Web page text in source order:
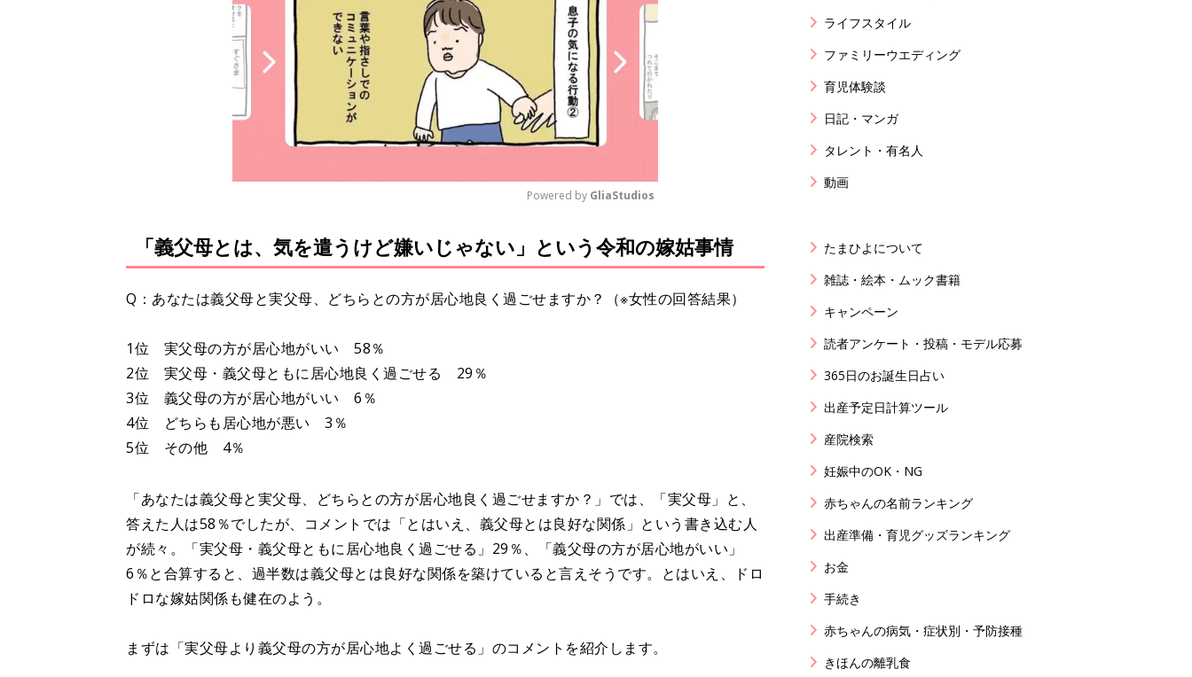
M
u
t
Powered by GliaStudios
「義父母とは、気を遣うけど嫌いじゃない」という令和の嫁姑事情
Q：あなたは義父母と実父母、どちらとの方が居心地良く過ごせますか？（※女性の回答結果）
1位 実父母の方が居心地がいい 58％
2位 実父母・義父母ともに居心地良く過ごせる 29％
3位 義父母の方が居心地がいい 6％
4位 どちらも居心地が悪い 3％
5位 その他 4％
「あなたは義父母と実父母、どちらとの方が居心地良く過ごせますか？」では、「実父母」と、
答えた人は58％でしたが、コメントでは「とはいえ、義父母とは良好な関係」という書き込む人
が続々。「実父母・義父母ともに居心地良く過ごせる」29％、「義父母の方が居心地がいい」
6％と合算すると、過半数は義父母とは良好な関係を築けていると言えそうです。とはいえ、ドロ
ドロな嫁姑関係も健在のよう。
まずは「実父母より義父母の方が居心地よく過ごせる」のコメントを紹介します。
ライフスタイル
ファミリーウエディング
育児体験談
日記・マンガ
タレント・有名人
動画
たまひよについて
雑誌・絵本・ムック書籍
キャンペーン
読者アンケート・投稿・モデル応募
365日のお誕生日占い
出産予定日計算ツール
産院検索
妊娠中のOK・NG
赤ちゃんの名前ランキング
出産準備・育児グッズランキング
お金
手続き
赤ちゃんの病気・症状別・予防接種
きほんの離乳食